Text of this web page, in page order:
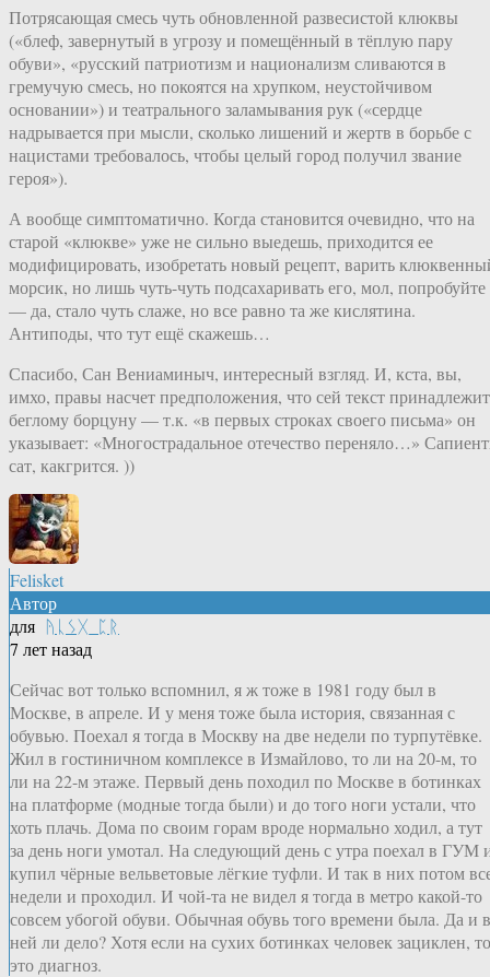
Потрясающая смесь чуть обновленной развесистой клюквы
(«блеф, завернутый в угрозу и помещённый в тёплую пару
обуви», «русский патриотизм и национализм сливаются в
гремучую смесь, но покоятся на хрупком, неустойчивом
основании») и театрального заламывания рук («сердце
надрывается при мысли, сколько лишений и жертв в борьбе с
нацистами требовалось, чтобы целый город получил звание
героя»).
А вообще симптоматично. Когда становится очевидно, что на
старой «клюкве» уже не сильно выедешь, приходится ее
модифицировать, изобретать новый рецепт, варить
морсик, но лишь чуть-чуть подсахаривать его, мол, попробуйте
— да, стало чуть слаже, но все равно та же кислятина.
Антиподы, что тут ещё скажешь…
Спасибо, Сан Вениаминыч, интересный взгляд. И, кста, вы,
имхо, правы насчет предположения, что сей текст принадлежит
беглому борцуну — т.к. «в первых строках своего письма» он
указывает: «Многострадальное отечество переняло…»
сат, какгрится. ))
Felisket
Автор
для ᚤᚳᛊᚷ_ᛈᚱ
7 лет назад
Сейчас вот только вспомнил, я ж тоже в 1981 году был в
Москве, в апреле. И у меня тоже была история, связанная с
обувью. Поехал я тогда в Москву на две недели по турпутёвке.
Жил в гостиничном комплексе в Измайлово, то ли на 20-м, то
ли на 22-м этаже. Первый день походил по Москве в ботинках
на платформе (модные тогда были) и до того ноги устали, что
хоть плачь. Дома по своим горам вроде нормально ходил, а тут
за день ноги умотал. На следующий день с утра поехал в ГУМ
купил чёрные вельветовые лёгкие туфли. И так в них потом
недели и проходил. И чой-та не видел я тогда в метро какой-то
совсем убогой обуви. Обычная обувь того времени была. Да и в
ней ли дело? Хотя если на сухих ботинках человек зациклен, то
это диагноз.